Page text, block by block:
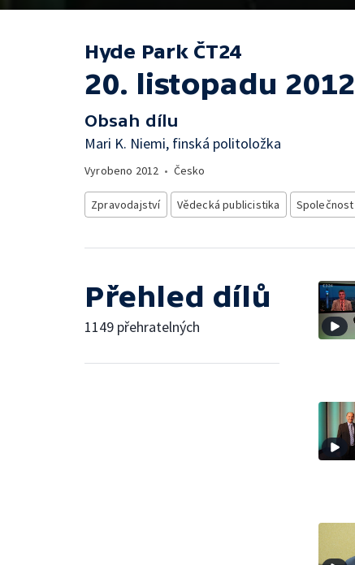
Hyde Park ČT24
20. listopadu 2012
Obsah dílu
Mari K. Niemi, finská politoložka
Vyrobeno 2012 • Česko
Zpravodajství Vědecká publicistika Společnost
Přehled dílů
1149 přehratelných